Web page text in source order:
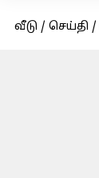
வீடு / செய்தி /